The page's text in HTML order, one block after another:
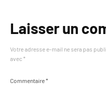
Laisser un
Votre adresse e-mail ne sera pas
avec *
Commentaire*